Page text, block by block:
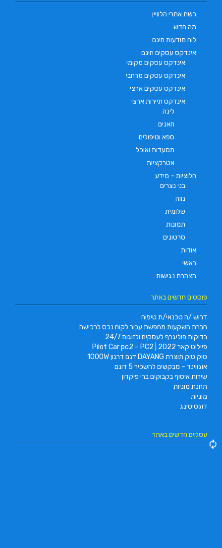
רשת אתרי הלוויין
מה חדש
לוח מודעות חינם
אינדקס עסקים חינם
אינדקס עסקים מקומי
אינדקס עסקים מרחבי
אינדקס עסקים ארצי
אינדקס תיירות ארצי
לינה
חאנים
ספא וטיפולים
מסעדות ואוכל
אטרקציות
חלוציות – מידע
בני נצרים
נווה
שלומית
תמונות
סרטונים
אודות
ראשי
הצהרת נגישות
פוסטים חדשים באתר
דרוש /ה טכנאי/ת טיפוח
חברת השקעות מחפשת עבור לקוח נכס לרכישה
בדיקות פוליגרף לעסקים ולזוגות 24/7
פיילוט קאר 2022 | Pilot Car pc2 – PC2
טוק טוק תוצרת DAYANG דגם דרגון 1000W
אוגווינד – מבקשים להשכיר 5 דונם
שירות איסוף בקבוקים ברי פיקדון
תחנת מוניות
מוניות
דוגסיטינג
עסקים חדשים באתר